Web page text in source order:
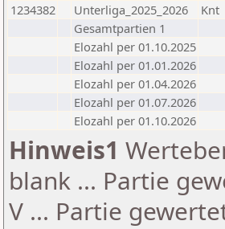
1234382
Unterliga_2025_2026 Knt
Gesamtpartien 1
Elozahl per 01.10.2025
Elozahl per 01.01.2026
Elozahl per 01.04.2026
Elozahl per 01.07.2026
Elozahl per 01.10.2026
Hinweis1
blank ... Partie
V ... Partie